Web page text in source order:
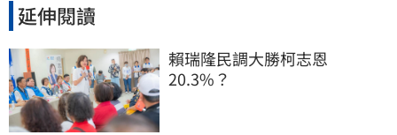
延伸閱讀
賴瑞隆民調大勝柯志恩
20.3%？